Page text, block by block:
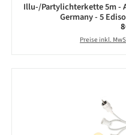
Illu-/Partylichterkette 5m -
Germany - 5
Preise inkl.